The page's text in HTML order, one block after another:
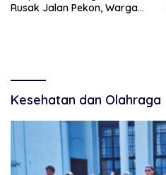
Rusak Jalan Pekon, Warga
Kesehatan dan Olahraga